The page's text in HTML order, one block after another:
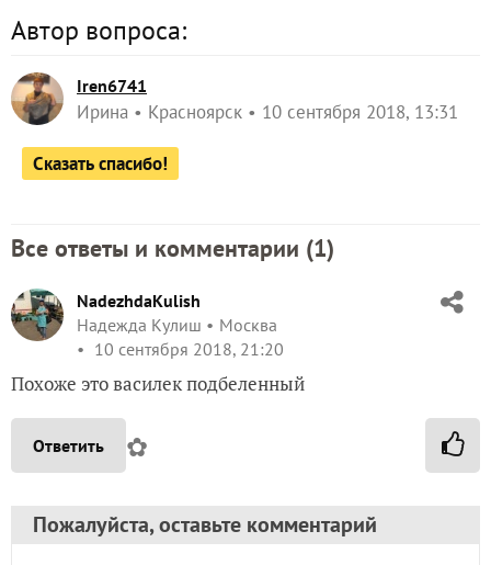
Автор вопроса:
Iren6741
Ирина Красноярск 10 сентября 2018, 13:31
Сказать спасибо!
Все ответы и комментарии (1)
NadezhdaKulish
Надежда Кулиш
Москва
10 сентября 2018, 21:20
Похоже это василек подбеленный
Ответить ✿
Пожалуйста, оставьте комментарий